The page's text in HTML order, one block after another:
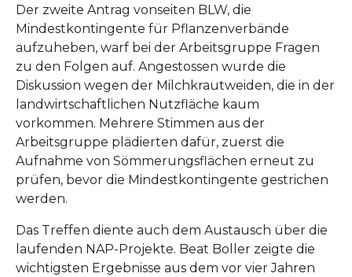
Der zweite Antrag vonseiten BLW, die
Mindestkontingente für Pflanzenverbände
aufzuheben, warf bei der Arbeitsgruppe Fragen
zu den Folgen auf. Angestossen wurde die
Diskussion wegen der Milchkrautweiden, die in der
landwirtschaftlichen Nutzfläche kaum
vorkommen. Mehrere Stimmen aus der
Arbeitsgruppe plädierten dafür, zuerst die
Aufnahme von Sömmerungsflächen erneut zu
prüfen, bevor die Mindestkontingente gestrichen
werden.
Das Treffen diente auch dem Austausch über die
laufenden NAP-Projekte. Beat Boller zeigte die
wichtigsten Ergebnisse aus dem vor vier Jahren